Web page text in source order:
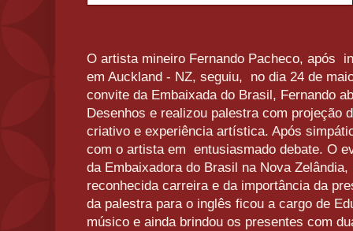
O artista mineiro Fernando Pacheco, após
em Auckland - NZ, seguiu, no dia 24 de
convite da Embaixada do Brasil, Fernando
Desenhos e realizou palestra com projeção
criativo e experiência artística. Após
com o artista em entusiasmado debate. O
da Embaixadora do Brasil na Nova
reconhecida carreira e da importância da
da palestra para o inglês ficou a cargo de
músico e ainda brindou os presentes com